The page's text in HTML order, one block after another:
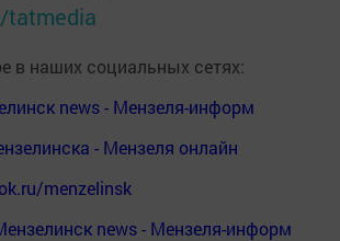
tatmedia
в наших социальных сетях:
news - Мензеля-информ
- Мензеля онлайн
ok.ru/menzelinsk
news - Мензеля-информ